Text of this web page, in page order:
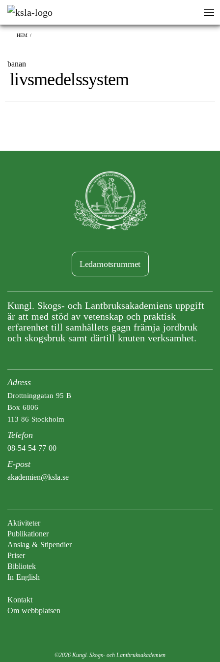
HEM /
banan
livsmedelssystem
Ledamotsrummet
Kungl. Skogs- och Lantbruksakademiens uppgift
är att med stöd av vetenskap och praktisk
erfarenhet till samhällets gagn främja jordbruk
och skogsbruk samt därtill knuten verksamhet.
Adress
Drottninggatan 95 B
Box 6806
113 86 Stockholm
Telefon
08-54 54 77 00
E-post
akademien@ksla.se
Aktiviteter
Publikationer
Anslag & Stipendier
Priser
Bibliotek
In English
Kontakt
Om webbplatsen
©2026 Kungl. Skogs- och Lantbruksakademien